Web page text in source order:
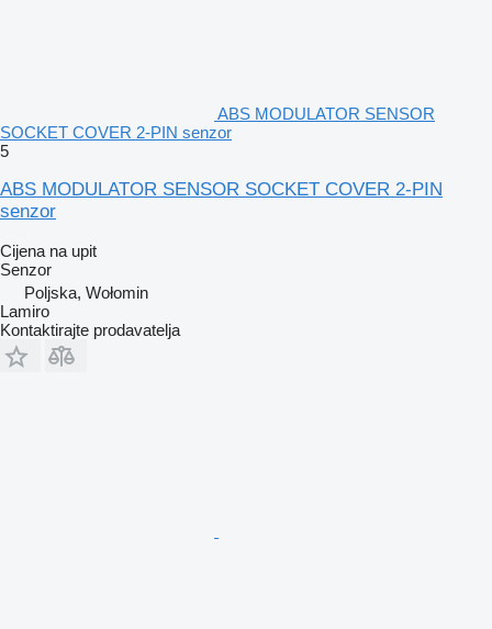
ABS MODULATOR SENSOR
SOCKET COVER 2-PIN senzor
5
ABS MODULATOR SENSOR SOCKET COVER 2-PIN
senzor
Cijena na upit
Senzor
Poljska, Wołomin
Lamiro
Kontaktirajte prodavatelja